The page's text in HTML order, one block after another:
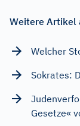
Weitere Artikel
Welcher
Sokrates:
Gesetze«